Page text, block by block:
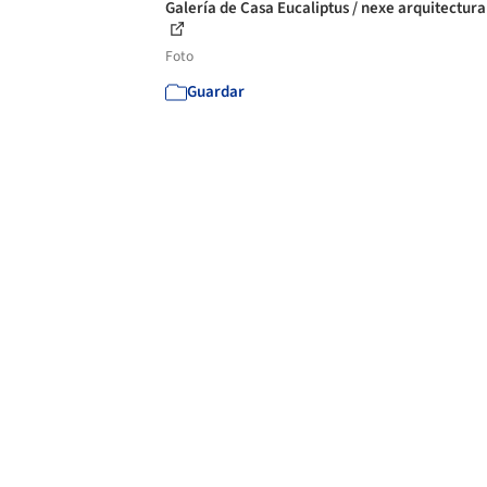
Galería de Casa Eucaliptus / nexe
Foto
Guardar